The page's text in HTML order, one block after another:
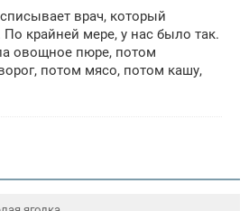
врач, который
По крайней мере, у нас было так.
овощное пюре, потом
потом мясо, потом кашу,